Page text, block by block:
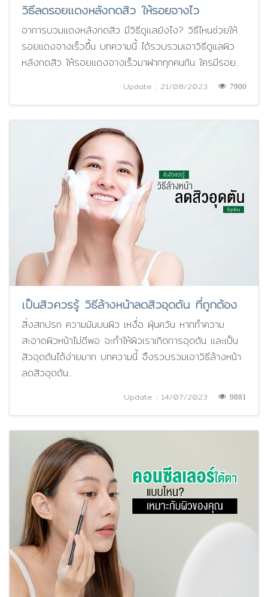
วิธีลดรอยแดงหลังกดสิว ให้รอยจางไว
อาการบวมแดงหลังกดสิว มีวิธีดูแลยังไง? วิธีไหนช่วยให้
รอยแดงจางเร็วขึ้น บทความนี้ ได้รวบรวมเอาวิธีดูแลผิว
หลังกดสิว ให้รอยแดงจางเร็วมาฝากทุกคนกัน ใครมีรอย..
Update : 21/08/2023 7900
เป็นสิวควรรู้ วิธีล้างหน้าลดสิวอุดตัน ที่ถูกต้อง
สิ่งสกปรก ความมันบนผิว เหงื่อ ฝุ่นควัน หากทำความ
สะอาดผิวหน้าไม่ดีพอ จะทำให้ผิวเราเกิดการอุดตัน และเป็น
สิวอุดตันได้ง่ายมาก บทความนี้ จึงรวบรวมเอาวิธีล้างหน้า
ลดสิวอุดตัน..
Update : 14/07/2023 9881